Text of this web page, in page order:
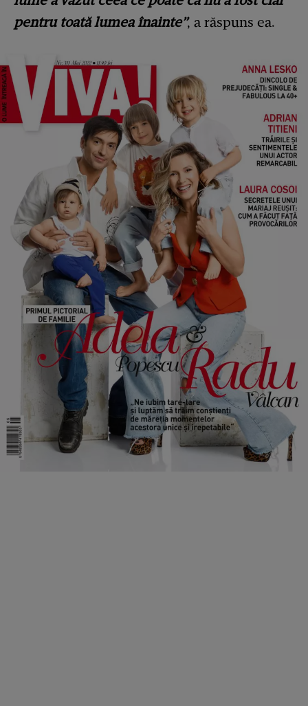
pentru toată lumea înainte”, a răspuns ea.